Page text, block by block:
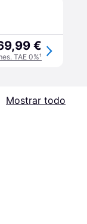
€
TAE 0%¹
Mostrar todo